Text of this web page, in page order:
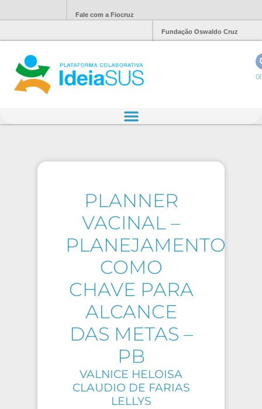
Fale com a Fiocruz
Fundação Oswaldo Cruz
PLANNER
VACINAL –
PLANEJAMENTO
COMO
CHAVE PARA
ALCANCE
DAS METAS –
PB
VALNICE HELOISA
CLAUDIO DE FARIAS
LELLYS